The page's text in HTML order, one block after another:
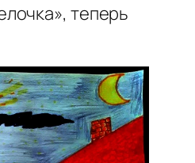
теперь